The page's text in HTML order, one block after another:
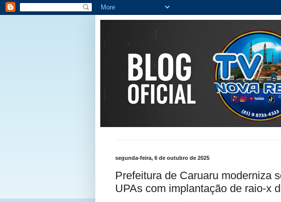
segunda-feira, 6 de outubro de 2025
Prefeitura de Caruaru moderniza
UPAs com implantação de raio-x